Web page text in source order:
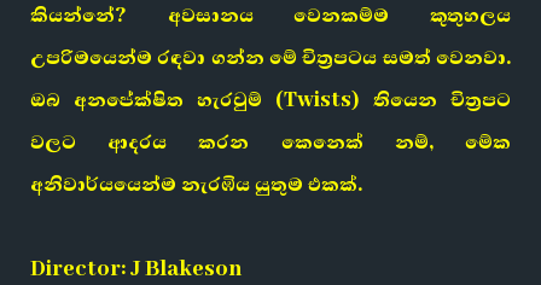
කියන්නේ? අවසානය වෙනකම්ම කුතුහලය
උපරිමයෙන්ම රඳවා ගන්න මේ චිත්‍රපටය සමත් වෙනවා.
ඔබ අනපේක්ෂිත හැරවුම් (Twists) තියෙන චිත්‍රපට
වලට ආදරය කරන කෙනෙක් නම්, මේක
අනිවාර්යයෙන්ම නැරඹිය යුතුම එකක්.
Director: J Blakeson